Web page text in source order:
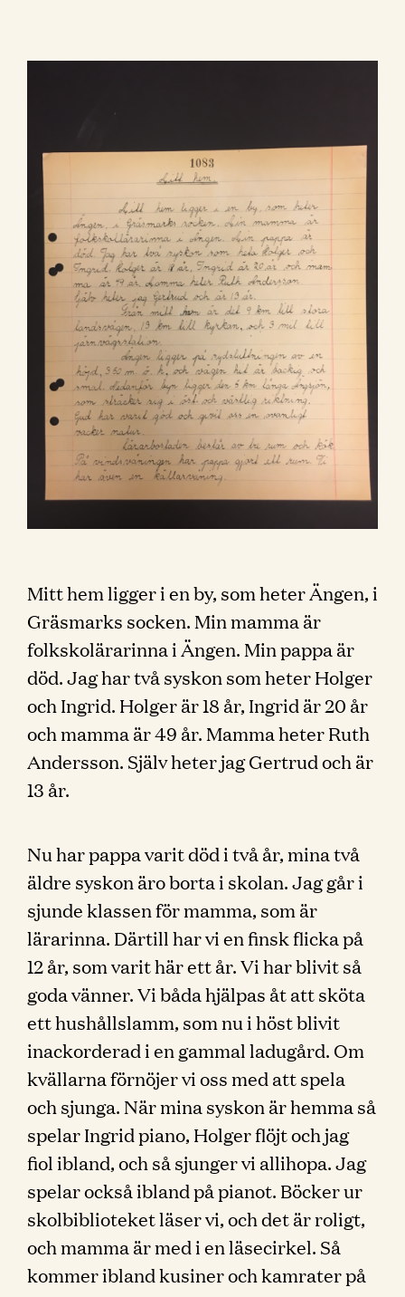
Mitt hem ligger i en by, som heter Ängen, i
Gräsmarks socken. Min mamma är
folkskolärarinna i Ängen. Min pappa är
död. Jag har två syskon som heter Holger
och Ingrid. Holger är 18 år, Ingrid är 20 år
och mamma är 49 år. Mamma heter Ruth
Andersson. Själv heter jag Gertrud och är
13 år.
Nu har pappa varit död i två år, mina två
äldre syskon äro borta i skolan. Jag går i
sjunde klassen för mamma, som är
lärarinna. Därtill har vi en finsk flicka på
12 år, som varit här ett år. Vi har blivit så
goda vänner. Vi båda hjälpas åt att sköta
ett hushållslamm, som nu i höst blivit
inackorderad i en gammal ladugård. Om
kvällarna förnöjer vi oss med att spela
och sjunga. När mina syskon är hemma så
spelar Ingrid piano, Holger flöjt och jag
fiol ibland, och så sjunger vi allihopa. Jag
spelar också ibland på pianot. Böcker ur
skolbiblioteket läser vi, och det är roligt,
och mamma är med i en läsecirkel. Så
kommer ibland kusiner och kamrater på